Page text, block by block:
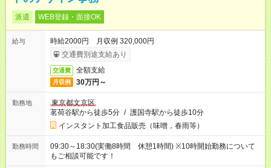
派遣 WEB登録・面接OK
給与
時給2000円 月収例 320,000円
交通費別途支給あり
交通費 全額支給
月収例 30万円～
勤務地
東京都文京区
茗荷谷駅から徒歩5分 / 護国寺駅から徒歩10分
インスタント加工食品販売（味噌，春雨等）
勤務時間
09:30～18:30(実働8時間 休憩1時間) ※10時開始勤務について
もご相談可能です！